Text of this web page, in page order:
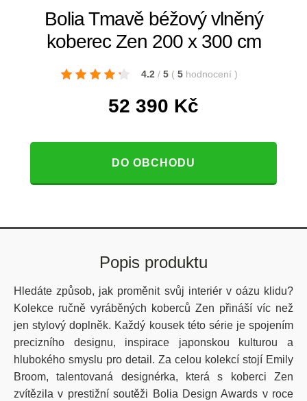
Bolia Tmavě béžový vlněný
koberec Zen 200 x 300 cm
4.2 / 5 ( 5 hodnocení )
52 390 Kč
DO OBCHODU
Popis produktu
Hledáte způsob, jak proměnit svůj interiér v oázu klidu?
Kolekce ručně vyráběných koberců Zen přináší víc než
jen stylový doplněk. Každý kousek této série je spojením
precizního designu, inspirace japonskou kulturou a
hlubokého smyslu pro detail. Za celou kolekcí stojí Emily
Broom, talentovaná designérka, která s koberci Zen
zvítězila v prestižní soutěži Bolia Design Awards v roce